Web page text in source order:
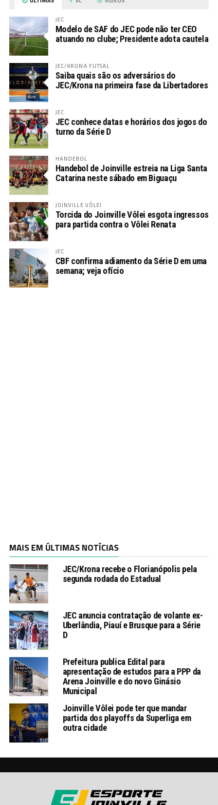
JEC
Modelo de SAF do JEC pode não ter CEO
atuando no clube; Presidente adota cautela
JEC/KRONA FUTSAL
Saiba quais são os adversários do
JEC/Krona na primeira fase da Libertadores
JEC
JEC conhece datas e horários dos jogos do
turno da Série D
HANDEBOL
Handebol de Joinville estreia na Liga Santa
Catarina neste sábado em Biguaçu
JOINVILLE VÔLEI
Torcida do Joinville Vôlei esgota ingressos
para partida contra o Vôlei Renata
JEC
CBF confirma adiamento da Série D em uma
semana; veja ofício
MAIS EM ÚLTIMAS NOTÍCIAS
JEC/Krona recebe o Florianópolis pela
segunda rodada do Estadual
JEC anuncia contratação de volante ex-
Uberlândia, Piauí e Brusque para a Série
D
Prefeitura publica Edital para
apresentação de estudos para a PPP da
Arena Joinville e do novo Ginásio
Municipal
Joinville Vôlei pode ter que mandar
partida dos playoffs da Superliga em
outra cidade